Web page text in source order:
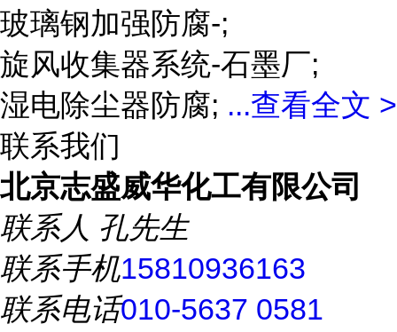
玻璃钢加强防腐-;
旋风收集器系统-石墨厂;
湿电除尘器防腐; ...查看全文 >
联系我们
北京志盛威华化工有限公司
联系人 孔先生
联系手机15810936163
联系电话010-5637 0581